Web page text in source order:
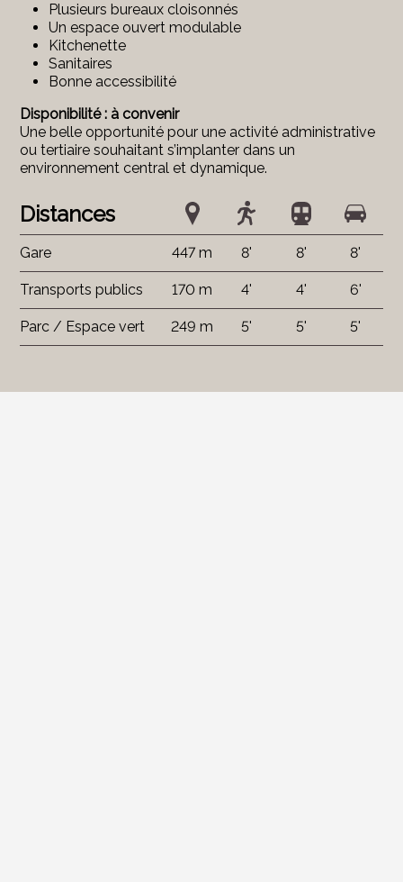
Plusieurs bureaux cloisonnés
Un espace ouvert modulable
Kitchenette
Sanitaires
Bonne accessibilité
Disponibilité : à convenir
Une belle opportunité pour une activité administrative
ou tertiaire souhaitant s’implanter dans un
environnement central et dynamique.
Distances
Gare 447 m 8' 8' 8'
Transports publics 170 m 4' 4' 6'
Parc / Espace vert 249 m 5' 5' 5'